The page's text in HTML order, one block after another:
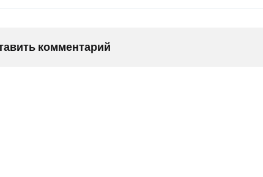
комментарий